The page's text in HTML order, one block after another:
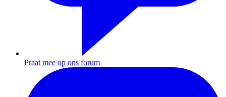
Praat mee op ons forum